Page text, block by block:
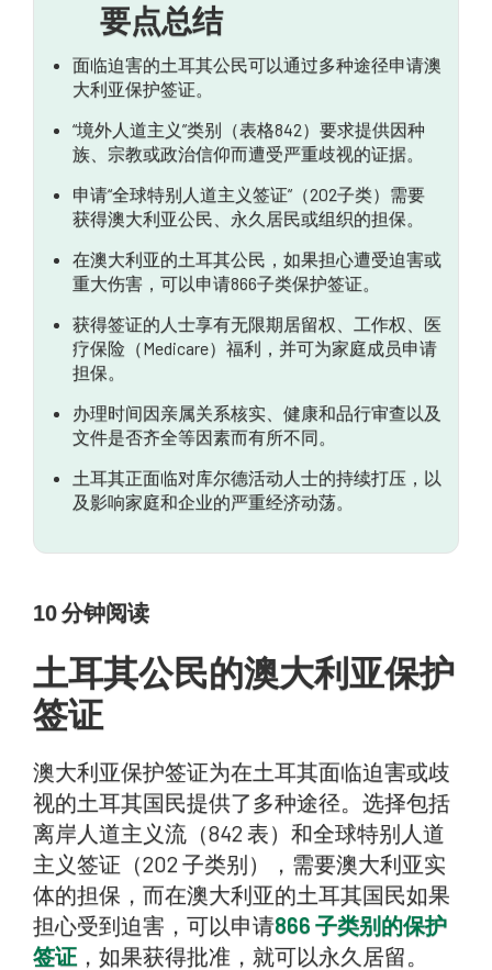
要点总结
面临迫害的土耳其公民可以通过多种途径申请澳
大利亚保护签证。
“境外人道主义”类别（表格842）要求提供因种
族、宗教或政治信仰而遭受严重歧视的证据。
申请“全球特别人道主义签证”（202子类）需要
获得澳大利亚公民、永久居民或组织的担保。
在澳大利亚的土耳其公民，如果担心遭受迫害或
重大伤害，可以申请866子类保护签证。
获得签证的人士享有无限期居留权、工作权、医
疗保险（Medicare）福利，并可为家庭成员申请
担保。
办理时间因亲属关系核实、健康和品行审查以及
文件是否齐全等因素而有所不同。
土耳其正面临对库尔德活动人士的持续打压，以
及影响家庭和企业的严重经济动荡。
10分钟阅读
土耳其公民的澳大利亚保护
签证
澳大利亚保护签证为在土耳其面临迫害或歧
视的土耳其国民提供了多种途径。选择包括
离岸人道主义流（842 表）和全球特别人道
主义签证（202 子类别），需要澳大利亚实
体的担保，而在澳大利亚的土耳其国民如果
担心受到迫害，可以申请866 子类别的保护
签证 ，如果获得批准，就可以永久居留。